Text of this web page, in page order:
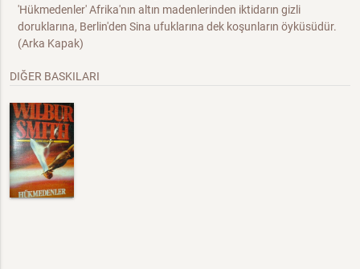
'Hükmedenler' Afrika'nın altın madenlerinden iktidarın gizli
doruklarına, Berlin'den Sina ufuklarına dek koşunların öyküsüdür.
(Arka Kapak)
DIĞER BASKILARI